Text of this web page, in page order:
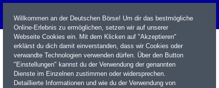
Willkommen an der Deutschen Börse! Um dir das bestmögliche
Online-Erlebnis zu ermöglichen, setzen wir auf unserer
Webseite Cookies ein. Mit dem Klicken auf "Akzeptieren"
erklärst du dich damit einverstanden, dass wir Cookies oder
verwandte Technologien verwenden dürfen. Über den Button
"Einstellungen" kannst du der Verwendung der genannten
Dienste im Einzelnen zustimmen oder widersprechen.
Detaillierte Informationen und wie du der Verwendung von